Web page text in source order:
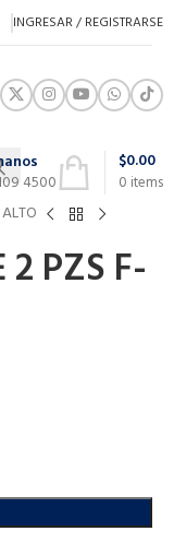
INGRESAR / REGISTRARSE
4500
0 items
$0.00
PZS F-